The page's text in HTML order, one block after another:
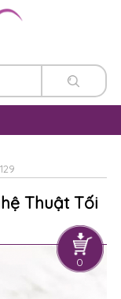
0
Thuật Tối